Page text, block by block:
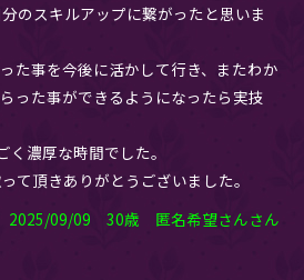
のスキルアップに繋がったと思いま
た事を今後に活かして行き、またわか
った事ができるようになったら実技
濃厚な時間でした。
て頂きありがとうございました。
2025/09/09 30歳 匿名希望さんさん